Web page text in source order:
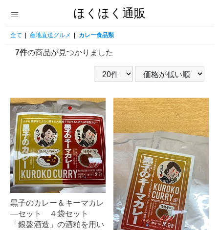
ほくほく通販
全て 産地直送グルメ カレー食品類
7件の商品が見つかりました
黒子のカレー＆キーマカレ
―セット ４袋セット
「銀盤酒造」の酒粕を用い